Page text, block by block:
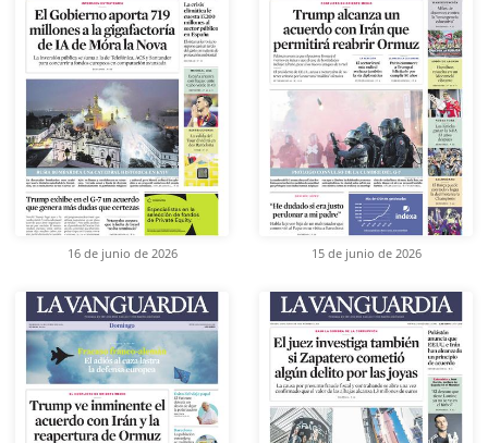
16 de junio de 2026 15 de junio de 2026